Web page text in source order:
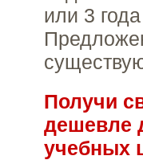
или 3
Получи
дешевле
учебных